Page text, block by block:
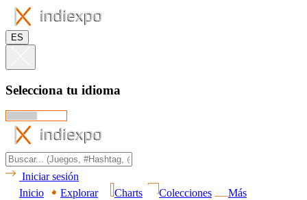
ES
Selecciona tu idioma
Iniciar sesión
Inicio
Explorar Charts Colecciones
Más